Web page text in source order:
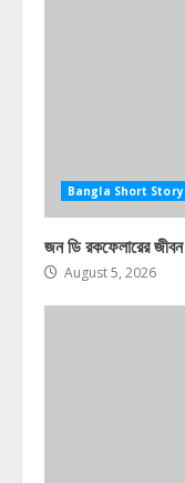
Bangla Short Story
জন ডি রকফেলারের জীবন
August 5, 2026